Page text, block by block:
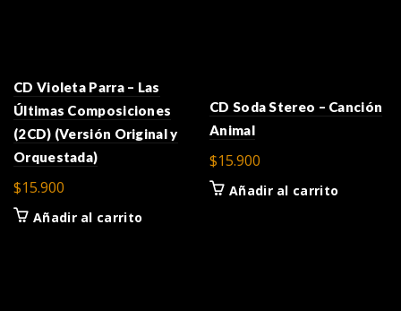
CD Violeta Parra – Las
Últimas Composiciones
(2CD) (Versión Original y
Orquestada)
$15.900
Añadir al carrito
CD Soda Stereo – Canción
Animal
$15.900
Añadir al carrito